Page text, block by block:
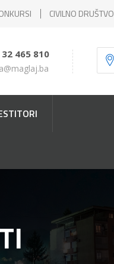
CIVILNO DRUŠTVO
465 810